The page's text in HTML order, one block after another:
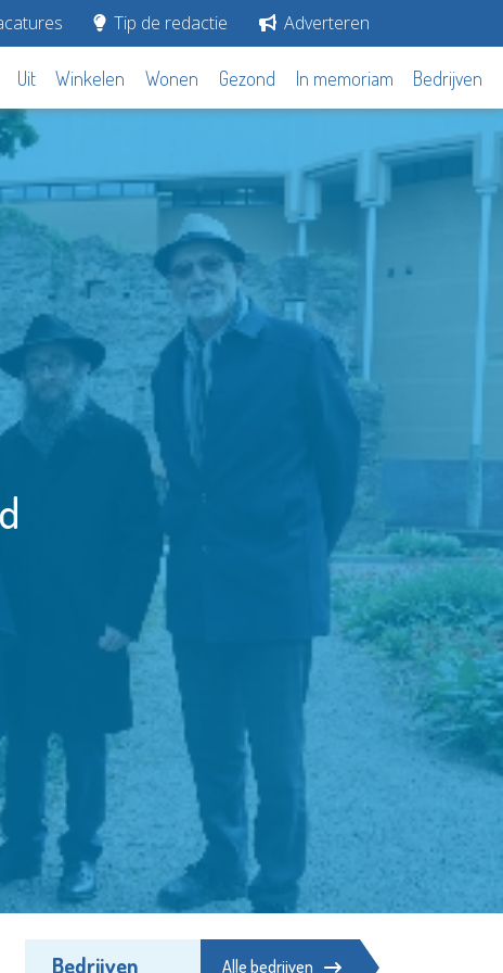
Tip de redactie Adverteren
Uit Winkelen Wonen Gezond In memoriam Bedrijven
Bedrijven Alle bedrijven